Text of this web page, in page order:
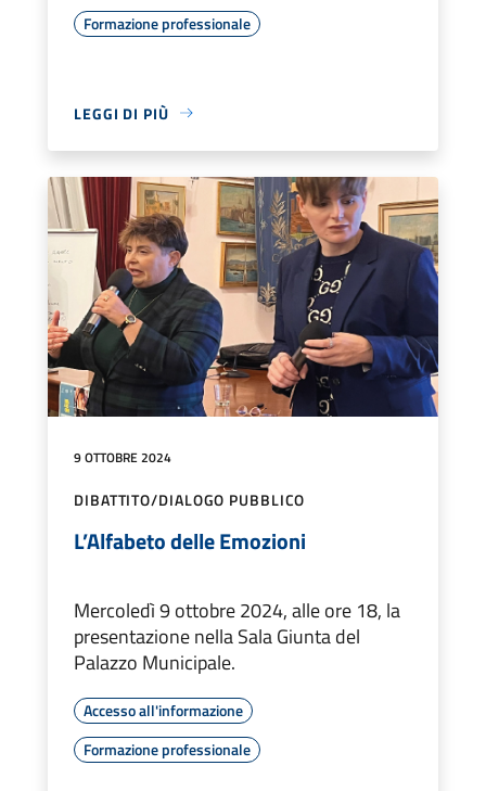
Formazione professionale
LEGGI DI PIÙ
9 OTTOBRE 2024
DIBATTITO/DIALOGO PUBBLICO
L’Alfabeto delle Emozioni
Mercoledì 9 ottobre 2024, alle ore 18, la
presentazione nella Sala Giunta del
Palazzo Municipale.
Accesso all'informazione
Formazione professionale